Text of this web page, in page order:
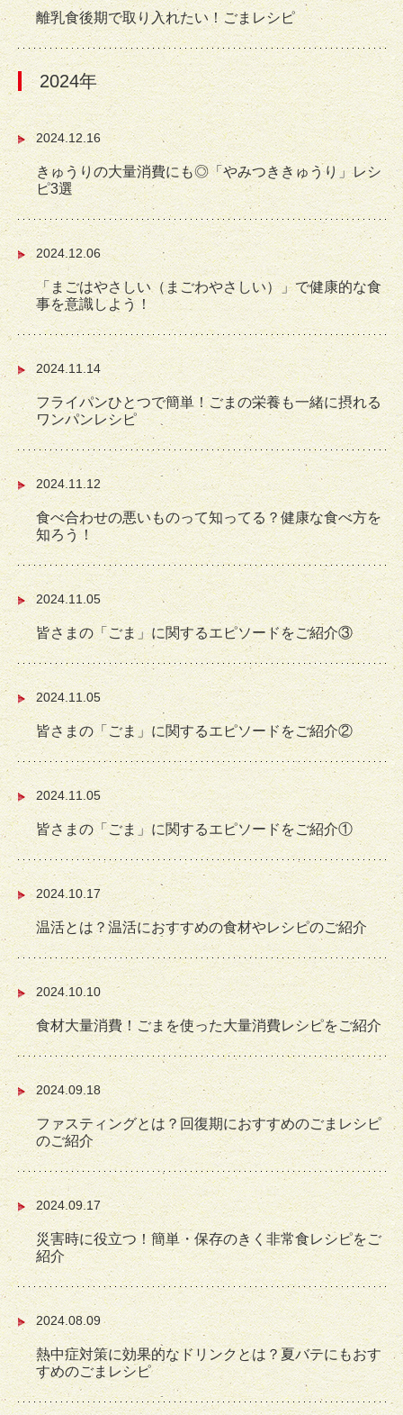
離乳食後期で取り入れたい！ごまレシピ
2024年
2024.12.16
きゅうりの大量消費にも◎「やみつききゅうり」レシ
ピ3選
2024.12.06
「まごはやさしい（まごわやさしい）」で健康的な食
事を意識しよう！
2024.11.14
フライパンひとつで簡単！ごまの栄養も一緒に摂れる
ワンパンレシピ
2024.11.12
食べ合わせの悪いものって知ってる？健康な食べ方を
知ろう！
2024.11.05
皆さまの「ごま」に関するエピソードをご紹介③
2024.11.05
皆さまの「ごま」に関するエピソードをご紹介②
2024.11.05
皆さまの「ごま」に関するエピソードをご紹介①
2024.10.17
温活とは？温活におすすめの食材やレシピのご紹介
2024.10.10
食材大量消費！ごまを使った大量消費レシピをご紹介
2024.09.18
ファスティングとは？回復期におすすめのごまレシピ
のご紹介
2024.09.17
災害時に役立つ！簡単・保存のきく非常食レシピをご
紹介
2024.08.09
熱中症対策に効果的なドリンクとは？夏バテにもおす
すめのごまレシピ